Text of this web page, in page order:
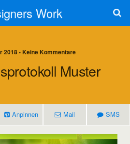
Work
2018 • Keine Kommentare
Muster
Anpinnen Mail SMS